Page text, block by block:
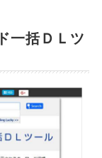
一括ＤＬツ